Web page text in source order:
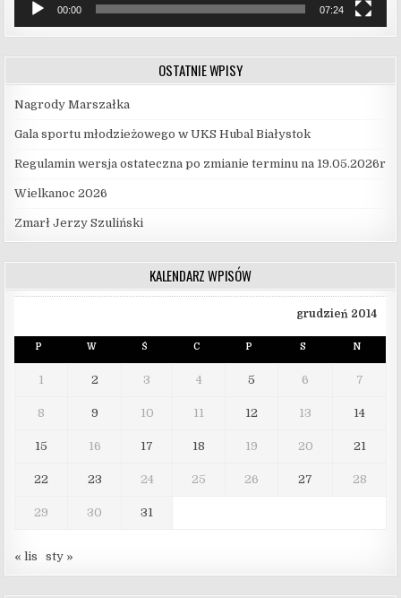
00:00 07:24
OSTATNIE WPISY
Nagrody Marszałka
Gala sportu młodzieżowego w UKS Hubal Białystok
Regulamin wersja ostateczna po zmianie terminu na 19.05.2026r
Wielkanoc 2026
Zmarł Jerzy Szuliński
KALENDARZ WPISÓW
grudzień 2014
P W Ś C P S N
1 2 3 4 5 6 7
8 9 10 11 12 13 14
15 16 17 18 19 20 21
22 23 24 25 26 27 28
29 30 31
« lis sty »